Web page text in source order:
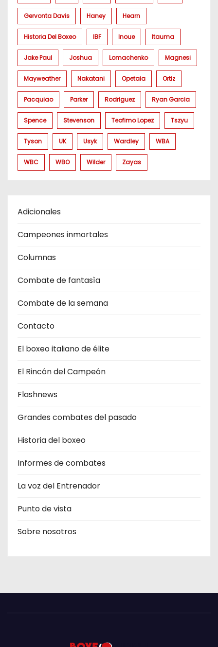
Gervonta Davis Haney Hearn
Historia Del Boxeo IBF Inoue Itauma
Jake Paul Joshua Lomachenko Magnesi
Mayweather Nakatani Opetaia Ortiz
Pacquiao Parker Rodriguez Ryan Garcia
Spence Stevenson Teofimo Lopez Tszyu
Tyson UK Usyk Wardley WBA
WBC WBO Wilder Zayas
Adicionales
Campeones inmortales
Columnas
Combate de fantasìa
Combate de la semana
Contacto
El boxeo italiano de élite
El Rincón del Campeón
Flashnews
Grandes combates del pasado
Historia del boxeo
Informes de combates
La voz del Entrenador
Punto de vista
Sobre nosotros